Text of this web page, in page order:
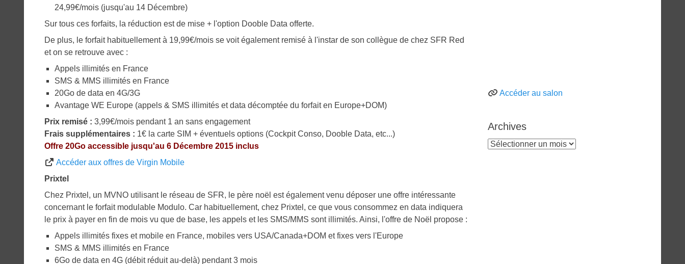
24,99€/mois (jusqu'au 14 Décembre)
Sur tous ces forfaits, la réduction est de mise + l'option Dooble Data offerte.
De plus, le forfait habituellement à 19,99€/mois se voit également remisé à l'instar de son collègue de chez SFR Red
et on se retrouve avec :
Appels illimités en France
SMS & MMS illimités en France
20Go de data en 4G/3G
Avantage WE Europe (appels & SMS illimités et data décomptée du forfait en Europe+DOM)
Prix remisé : 3,99€/mois pendant 1 an sans engagement
Frais supplémentaires : 1€ la carte SIM + éventuels options (Cockpit Conso, Dooble Data, etc...)
Offre 20Go accessible jusqu'au 6 Décembre 2015 inclus
Accéder aux offres de Virgin Mobile
Prixtel
Chez Prixtel, un MVNO utilisant le réseau de SFR, le père noël est également venu déposer une offre intéressante
concernant le forfait modulable Modulo. Car habituellement, chez Prixtel, ce que vous consommez en data indiquera
le prix à payer en fin de mois vu que de base, les appels et les SMS/MMS sont illimités. Ainsi, l'offre de Noël propose :
Appels illimités fixes et mobile en France, mobiles vers USA/Canada+DOM et fixes vers l'Europe
SMS & MMS illimités en France
6Go de data en 4G (débit réduit au-delà) pendant 3 mois
Accéder au salon
Archives
Archives